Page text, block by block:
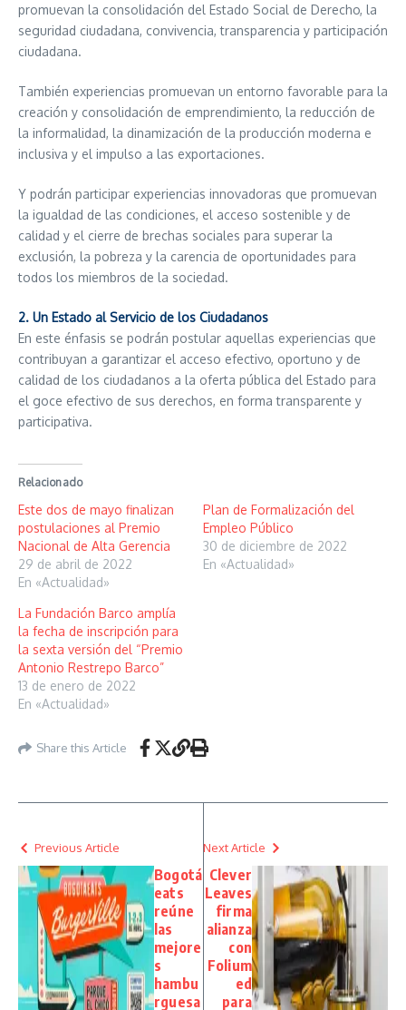
promuevan la consolidación del Estado Social de Derecho, la
seguridad ciudadana, convivencia, transparencia y participación
ciudadana.
También experiencias promuevan un entorno favorable para la
creación y consolidación de emprendimiento, la reducción de
la informalidad, la dinamización de la producción moderna e
inclusiva y el impulso a las exportaciones.
Y podrán participar experiencias innovadoras que promuevan
la igualdad de las condiciones, el acceso sostenible y de
calidad y el cierre de brechas sociales para superar la
exclusión, la pobreza y la carencia de oportunidades para
todos los miembros de la sociedad.
2. Un Estado al Servicio de los Ciudadanos
En este énfasis se podrán postular aquellas experiencias que
contribuyan a garantizar el acceso efectivo, oportuno y de
calidad de los ciudadanos a la oferta pública del Estado para
el goce efectivo de sus derechos, en forma transparente y
participativa.
Relacionado
Este dos de mayo finalizan
postulaciones al Premio
Nacional de Alta Gerencia
29 de abril de 2022
En «Actualidad»
Plan de Formalización del
Empleo Público
30 de diciembre de 2022
En «Actualidad»
La Fundación Barco amplía
la fecha de inscripción para
la sexta versión del “Premio
Antonio Restrepo Barco”
13 de enero de 2022
En «Actualidad»
Share this Article
Previous Article
Bogotá
eats
reúne
las
mejore
s
hambu
rguesa
Next Article
Clever
Leaves
firma
alianza
con
Folium
ed
para